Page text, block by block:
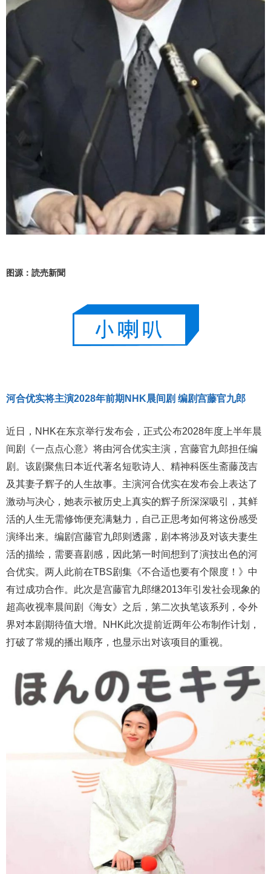
图源：読売新聞
河合优实将主演2028年前期NHK晨间剧 编剧宫藤官九郎
近日，NHK在东京举行发布会，正式公布2028年度上半年晨
间剧《一点点心意》将由河合优实主演，宫藤官九郎担任编
剧。该剧聚焦日本近代著名短歌诗人、精神科医生斋藤茂吉
及其妻子辉子的人生故事。主演河合优实在发布会上表达了
激动与决心，她表示被历史上真实的辉子所深深吸引，其鲜
活的人生无需修饰便充满魅力，自己正思考如何将这份感受
演绎出来。编剧宫藤官九郎则透露，剧本将涉及对该夫妻生
活的描绘，需要喜剧感，因此第一时间想到了演技出色的河
合优实。两人此前在TBS剧集《不合适也要有个限度！》中
有过成功合作。此次是宫藤官九郎继2013年引发社会现象的
超高收视率晨间剧《海女》之后，第二次执笔该系列，令外
界对本剧期待值大增。NHK此次提前近两年公布制作计划，
打破了常规的播出顺序，也显示出对该项目的重视。